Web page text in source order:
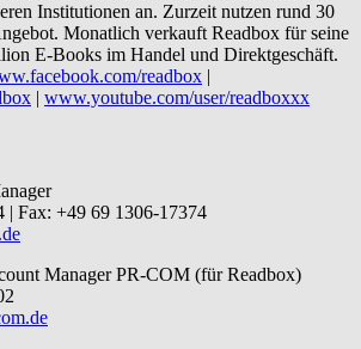
Institutionen an. Zurzeit nutzen rund 30
Monatlich verkauft Readbox für seine
E-Books im Handel und Direktgeschäft.
readbox |
| www.youtube.com/user/readboxxx
| Fax: +49 69 1306-17374
Manager PR-COM (für Readbox)